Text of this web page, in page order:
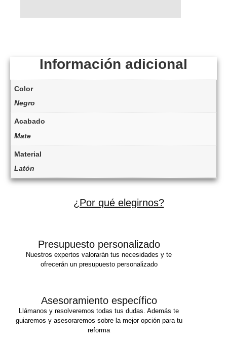
Información adicional
Color
Negro
Acabado
Mate
Material
Latón
¿Por qué elegirnos?
Presupuesto personalizado
Nuestros expertos valorarán tus necesidades y te
ofrecerán un presupuesto personalizado
Asesoramiento específico
Llámanos y resolveremos todas tus dudas. Además te
guiaremos y asesoraremos sobre la mejor opción para tu
reforma